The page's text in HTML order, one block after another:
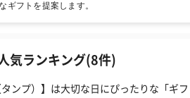
ギフトを提案します。
気ランキング(8件)
ンプ）】は大切な日にぴったりな「ギフ